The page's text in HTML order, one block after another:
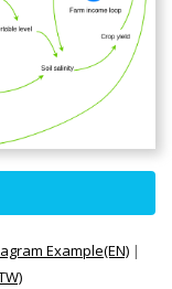
Example(EN) |